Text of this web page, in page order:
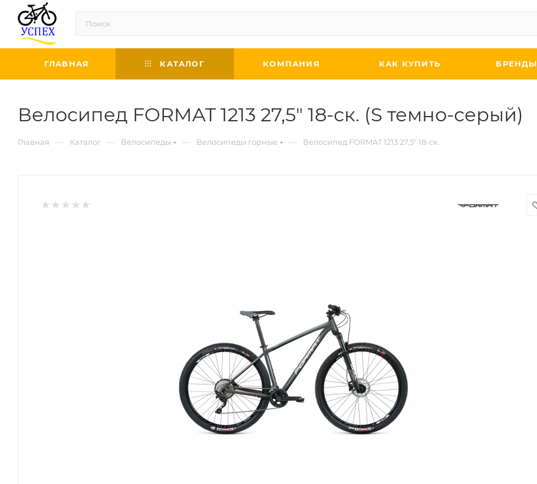
ГЛАВНАЯ КАТАЛОГ КОМПАНИЯ КАК КУПИТЬ БРЕНДЫ
Велосипед FORMAT 1213 27,5" 18-ск. (S темно-серый)
Главная — Каталог — Велосипеды — Велосипеды горные — Велосипед FORMAT 1213 27,5" 18-ск.